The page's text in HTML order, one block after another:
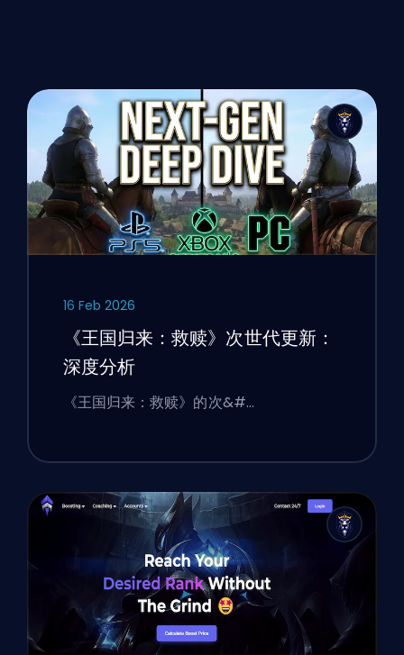
16 Feb 2026
《王国归来：救赎》次世代更新：
深度分析
《王国归来：救赎》的次&#…